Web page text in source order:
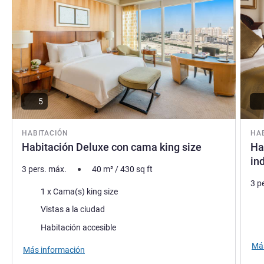
HABITACIÓN
Habitación Deluxe con cama king size
5
3 pers. máx. 40 m²/430 sq ft
Ropa de cama
1 x Cama(s) king size
Views :Vistas a la ciudad
Habitación accesible
Más información
3